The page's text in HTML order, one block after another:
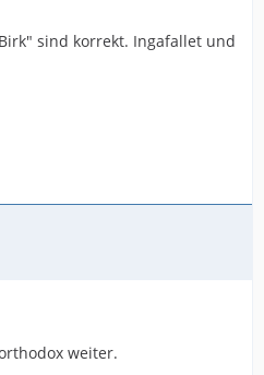
sind korrekt. Ingafallet und
weiter.